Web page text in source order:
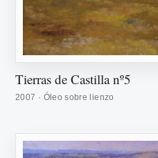
Tierras de Castilla nº5
2007 · Óleo sobre lienzo